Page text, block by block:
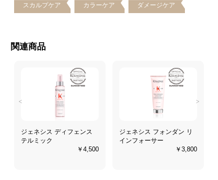
スカルプケア カラーケア ダメージケア
関連商品
<
ジェネシス ディフェンス
テルミック
￥4,500
ジェネシス フォンダン リ
インフォーサー
￥3,800
>